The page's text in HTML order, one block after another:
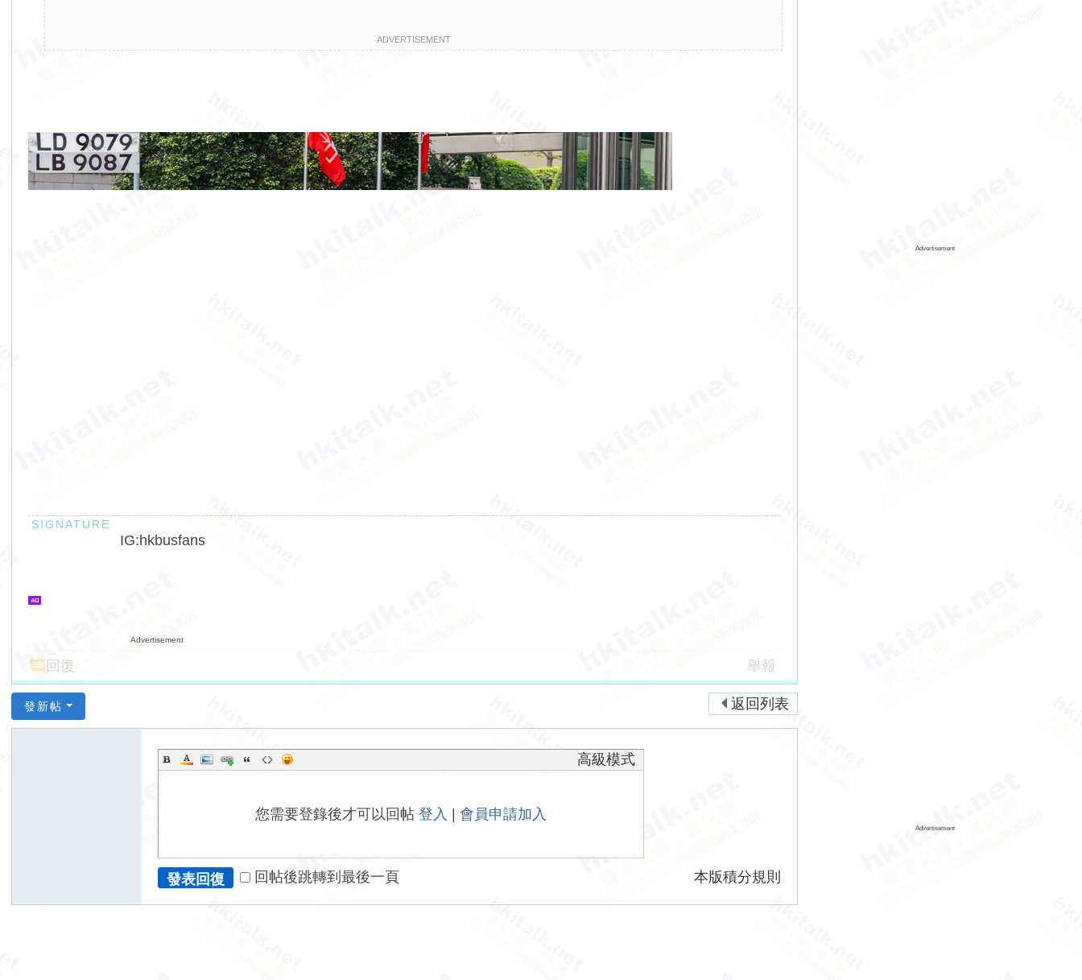
ADVERTISEMENT
IG:hkbusfans
Advertisement
回復 舉報
返回列表
發新帖
高級模式
您需要登錄後才可以回帖登入 |會員申請加入
本版積分規則
發表回復 回帖後跳轉到最後一頁
Advertisement
Advertisement